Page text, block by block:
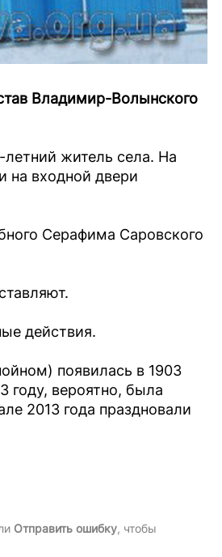
Владимир-Волынского
житель села. На
на входной двери
Серафима Саровского
действия.
появилась в 1903
году, вероятно, была
2013 года праздновали
Отправить ошибку, чтобы